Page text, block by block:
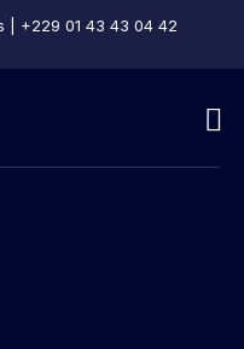
| +229 01 43 43 04 42